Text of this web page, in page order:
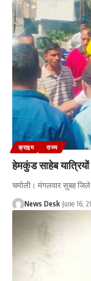
क्राइम राज्य
हेमकुंड साहेब
चमोली। मंगलवार सुबह
News Desk June 16,